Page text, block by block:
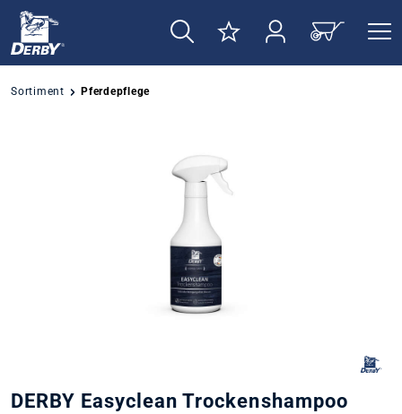
springen
Sortiment Pferdepflege
DERBY Easyclean Trockenshampoo